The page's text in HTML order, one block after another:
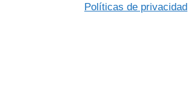
Políticas de privacidad